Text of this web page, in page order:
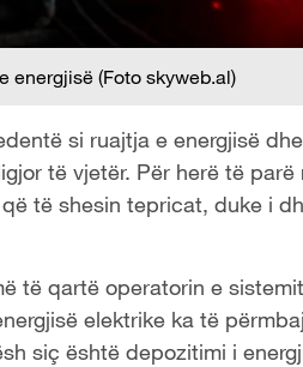
energjisë (Foto skyweb.al)
si ruajtja e energjisë
të vjetër. Për herë të
të shesin tepricat, duke i
të qartë operatorin e
elektrike ka të
siç është depozitimi i